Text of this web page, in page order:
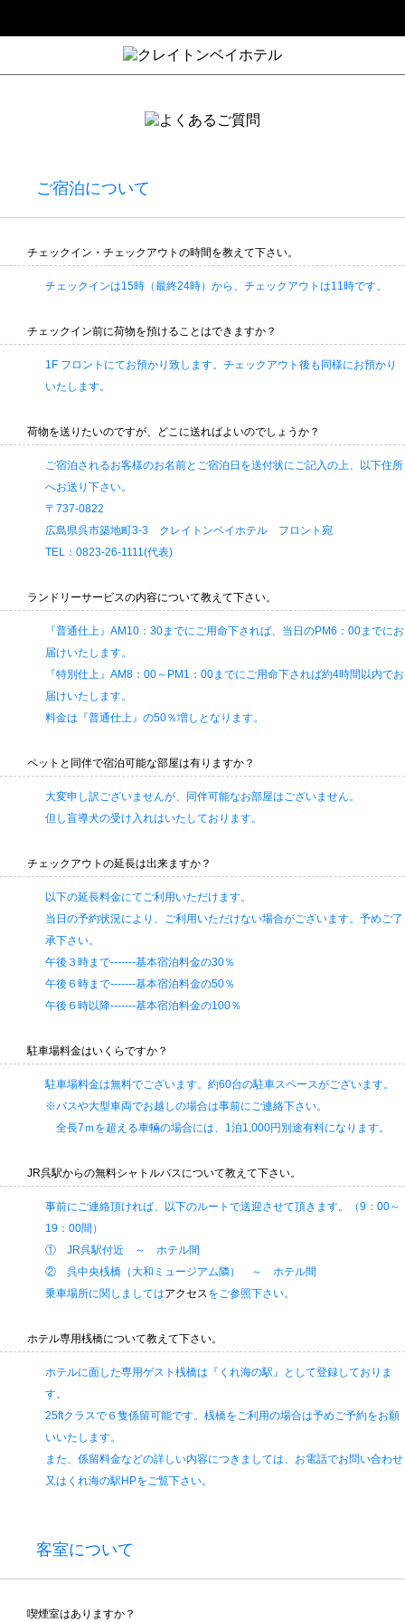
ご宿泊について
チェックイン・チェックアウトの時間を教えて下さい。
チェックインは15時（最終24時）から、チェックアウトは11時です。
チェックイン前に荷物を預けることはできますか？
1F フロントにてお預かり致します。チェックアウト後も同様にお預かり
いたします。
荷物を送りたいのですが、どこに送ればよいのでしょうか？
ご宿泊されるお客様のお名前とご宿泊日を送付状にご記入の上、以下住所
へお送り下さい。
〒737-0822
広島県呉市築地町3-3 クレイトンベイホテル フロント宛
TEL：0823-26-1111(代表)
ランドリーサービスの内容について教えて下さい。
『普通仕上』AM10：30までにご用命下されば、当日のPM6：00までにお
届けいたします。
『特別仕上』AM8：00～PM1：00までにご用命下されば約4時間以内でお
届けいたします。
料金は『普通仕上』の50％増しとなります。
ペットと同伴で宿泊可能な部屋は有りますか？
大変申し訳ございませんが、同伴可能なお部屋はございません。
但し盲導犬の受け入れはいたしております。
チェックアウトの延長は出来ますか？
以下の延長料金にてご利用いただけます。
当日の予約状況により、ご利用いただけない場合がございます。予めご了
承下さい。
午後３時まで-------基本宿泊料金の30％
午後６時まで-------基本宿泊料金の50％
午後６時以降-------基本宿泊料金の100％
駐車場料金はいくらですか？
駐車場料金は無料でございます。約60台の駐車スペースがございます。
※バスや大型車両でお越しの場合は事前にご連絡下さい。
全長7ｍを超える車輛の場合には、1泊1,000円別途有料になります。
JR呉駅からの無料シャトルバスについて教えて下さい。
事前にご連絡頂ければ、以下のルートで送迎させて頂きます。（9：00～
19：00間）
① JR呉駅付近 ～ ホテル間
② 呉中央桟橋（大和ミュージアム隣） ～ ホテル間
乗車場所に関しましてはアクセスをご参照下さい。
ホテル専用桟橋について教えて下さい。
ホテルに面した専用ゲスト桟橋は『くれ海の駅』として登録しておりま
す。
25ftクラスで６隻係留可能です。桟橋をご利用の場合は予めご予約をお願
いいたします。
また、係留料金などの詳しい内容につきましては、お電話でお問い合わせ
又はくれ海の駅HPをご覧下さい。
客室について
喫煙室はありますか？